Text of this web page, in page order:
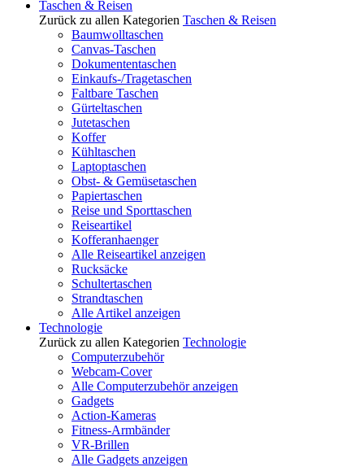
Taschen & Reisen
Zurück zu allen Kategorien Taschen & Reisen
Baumwolltaschen
Canvas-Taschen
Dokumententaschen
Einkaufs-/Tragetaschen
Faltbare Taschen
Gürteltaschen
Jutetaschen
Koffer
Kühltaschen
Laptoptaschen
Obst- & Gemüsetaschen
Papiertaschen
Reise und Sporttaschen
Reiseartikel
Kofferanhaenger
Alle Reiseartikel anzeigen
Rucksäcke
Schultertaschen
Strandtaschen
Alle Artikel anzeigen
Technologie
Zurück zu allen Kategorien Technologie
Computerzubehör
Webcam-Cover
Alle Computerzubehör anzeigen
Gadgets
Action-Kameras
Fitness-Armbänder
VR-Brillen
Alle Gadgets anzeigen